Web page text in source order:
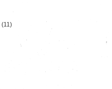
(11)